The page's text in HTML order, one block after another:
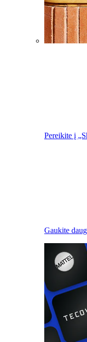
Pereikite į
Gaukite